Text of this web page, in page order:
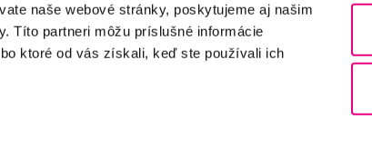
naše webové stránky, poskytujeme aj našim
Títo partneri môžu príslušné informácie
ktoré od vás získali, keď ste používali ich